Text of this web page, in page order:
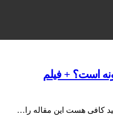
کافی هست این مقاله را…